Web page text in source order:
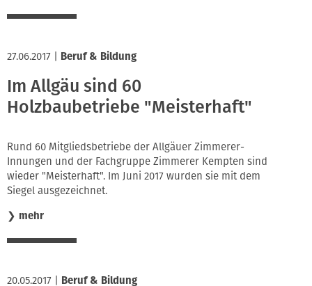
27.06.2017 Beruf & Bildung
Im Allgäu sind 60
Holzbaubetriebe "Meisterhaft"
Rund 60 Mitgliedsbetriebe der Allgäuer Zimmerer-
Innungen und der Fachgruppe Zimmerer Kempten sind
wieder "Meisterhaft". Im Juni 2017 wurden sie mit dem
Siegel ausgezeichnet.
❯ mehr
20.05.2017 Beruf & Bildung